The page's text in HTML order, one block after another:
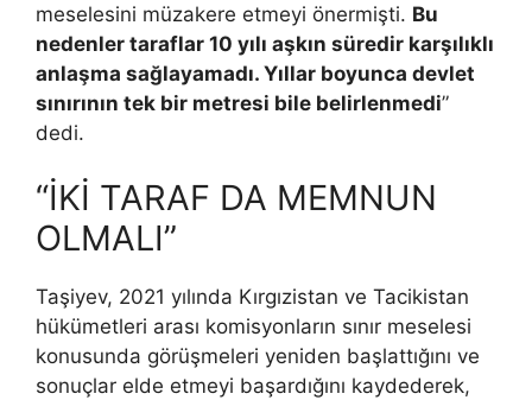
meselesini müzakere etmeyi önermişti. Bu
nedenler taraflar 10 yılı aşkın süredir karşılıklı
anlaşma sağlayamadı. Yıllar boyunca devlet
sınırının tek bir metresi bile belirlenmedi”
dedi.
“İKİ TARAF DA MEMNUN
OLMALI”
Taşiyev, 2021 yılında Kırgızistan ve Tacikistan
hükümetleri arası komisyonların sınır meselesi
konusunda görüşmeleri yeniden başlattığını ve
sonuçlar elde etmeyi başardığını kaydederek,